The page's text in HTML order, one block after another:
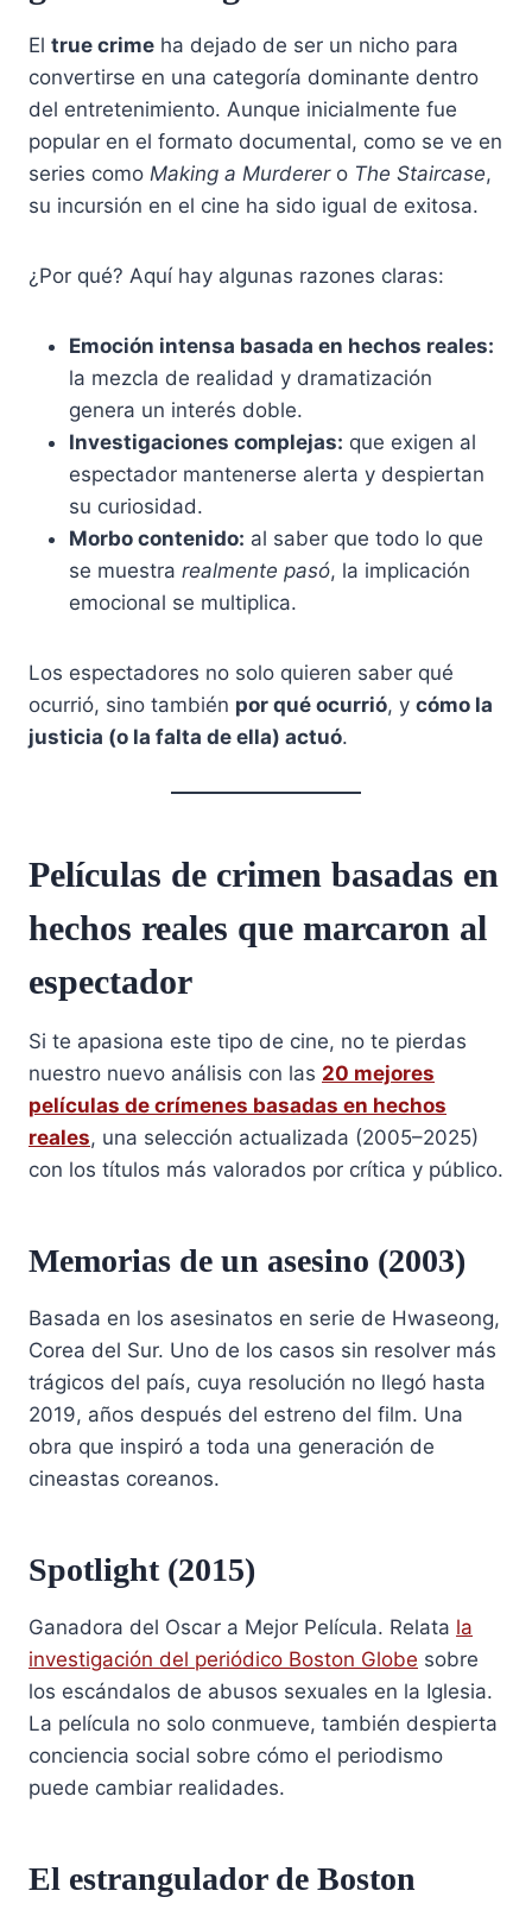
El true crime ha dejado de ser un nicho para
convertirse en una categoría dominante dentro
del entretenimiento. Aunque inicialmente fue
popular en el formato documental, como se ve en
series como Making a Murderero The Staircase,
su incursión en el cine ha sido igual de exitosa.
¿Por qué? Aquí hay algunas razones claras:
Emoción intensa basada en hechos reales:
la mezcla de realidad y dramatización
genera un interés doble.
Investigaciones complejas: que exigen al
espectador mantenerse alerta y despiertan
su curiosidad.
Morbo contenido: al saber que todo lo que
se muestra realmente pasó, la implicación
emocional se multiplica.
Los espectadores no solo quieren saber qué
ocurrió, sino también por qué ocurrió, y cómo la
justicia (o la falta de ella) actuó.
Películas de crimen basadas en
hechos reales que marcaron al
espectador
Si te apasiona este tipo de cine, no te pierdas
nuestro nuevo análisis con las 20 mejores
películas de crímenes basadas en hechos
reales, una selección actualizada (2005–2025)
con los títulos más valorados por crítica y público.
Memorias de un asesino (2003)
Basada en los asesinatos en serie de Hwaseong,
Corea del Sur. Uno de los casos sin resolver más
trágicos del país, cuya resolución no llegó hasta
2019, años después del estreno del film. Una
obra que inspiró a toda una generación de
cineastas coreanos.
Spotlight (2015)
Ganadora del Oscar a Mejor Película. Relata la
investigación del periódico Boston Globe sobre
los escándalos de abusos sexuales en la Iglesia.
La película no solo conmueve, también despierta
conciencia social sobre cómo el periodismo
puede cambiar realidades.
El estrangulador de Boston